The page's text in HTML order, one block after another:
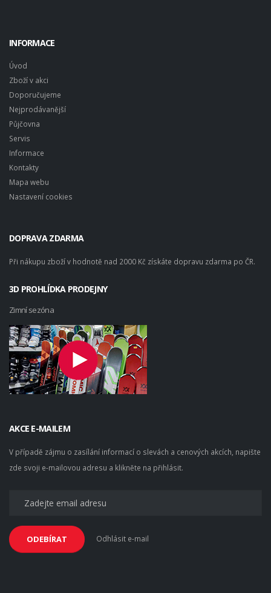
INFORMACE
Úvod
Zboží v akci
Doporučujeme
Nejprodávanější
Půjčovna
Servis
Informace
Kontakty
Mapa webu
Nastavení cookies
DOPRAVA ZDARMA
Při nákupu zboží v hodnotě nad 2000 Kč získáte dopravu zdarma po ČR.
3D PROHLÍDKA PRODEJNY
Zimní sezóna
AKCE E-MAILEM
V případě zájmu o zasílání informací o slevách a cenových akcích, napište
zde svoji e-mailovou adresu a klikněte na přihlásit.
ODEBÍRAT Odhlásit e-mail